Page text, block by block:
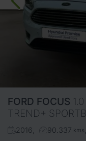
FORD FOCUS
TREND+
2016 90.337 kms